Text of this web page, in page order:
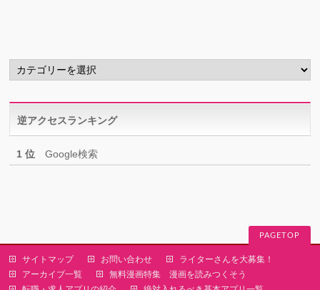
カ
テ
リ
ー逆アクセスランキング
1 位 Google検索
PAGETOP
サイトマップ お問い合わせ
ライターさんを大募集！
アーカイブ一覧
無料漫画特集 漫画を読みつくそう